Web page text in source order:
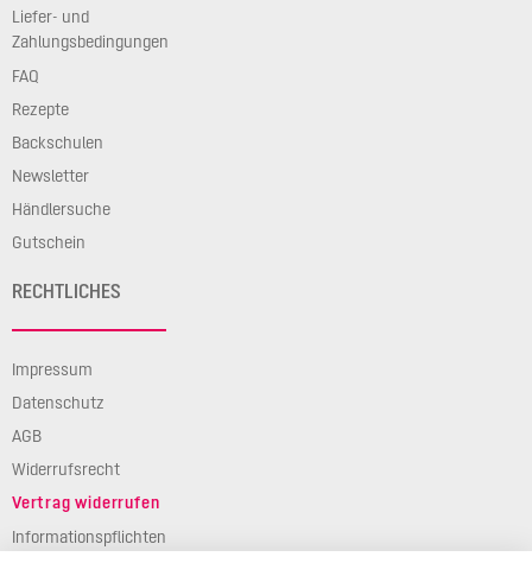
Liefer- und
Zahlungsbedingungen
FAQ
Rezepte
Backschulen
Newsletter
Händlersuche
Gutschein
RECHTLICHES
Impressum
Datenschutz
AGB
Widerrufsrecht
Vertrag widerrufen
Informationspflichten